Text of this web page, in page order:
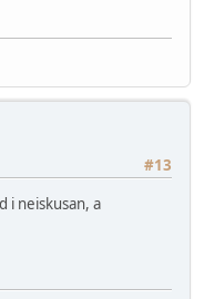
#13
i neiskusan, a